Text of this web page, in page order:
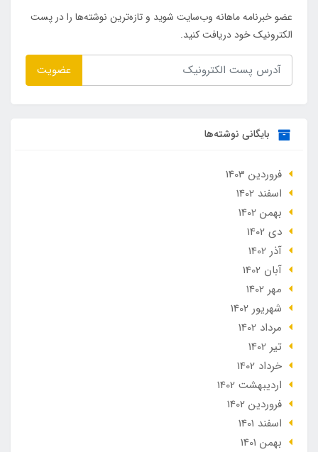
عضو خبرنامه ماهانه وب‌سایت شوید و تازه‌ترین نوشته‌ها را در پست
الکترونیک خود دریافت کنید.
عضویت
بایگانی نوشته‌ها
فروردین 1403
اسفند 1402
بهمن 1402
دی 1402
آذر 1402
آبان 1402
مهر 1402
شهریور 1402
مرداد 1402
تير 1402
خرداد 1402
ارديبهشت 1402
فروردین 1402
اسفند 1401
بهمن 1401